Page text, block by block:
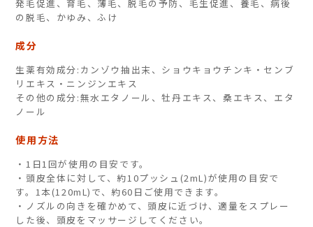
発毛促進、育毛、薄毛、脱毛の予防、毛生促進、養毛、病後
の脱毛、かゆみ、ふけ
成分
生薬有効成分:カンゾウ抽出末、ショウキョウチンキ・センブ
リエキス・ニンジンエキス
その他の成分:無水エタノール、牡丹エキス、桑エキス、エタ
ノール
使用方法
・1日1回が使用の目安です。
・頭皮全体に対して、約10プッシュ(2mL)が使用の目安で
す。1本(120mL)で、約60日ご使用できます。
・ノズルの向きを確かめて、頭皮に近づけ、適量をスプレー
した後、頭皮をマッサージしてください。